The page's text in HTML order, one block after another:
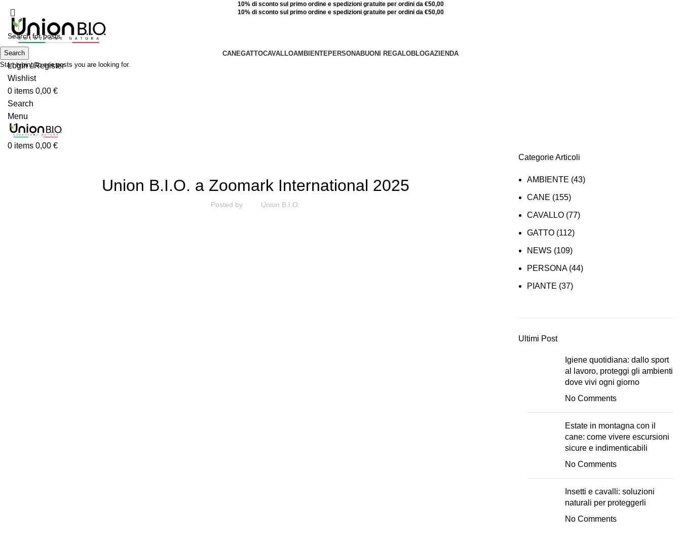
10% di sconto sul primo ordine e spedizioni gratuite per ordini da €50,00
10% di sconto sul primo ordine e spedizioni gratuite per ordini da €50,00
CANEGATTOCAVALLOAMBIENTEPERSONABUONI REGALOBLOGAZIENDA
Login / Register
Wishlist
0 items 0,00 €
Search
Menu
0 items 0,00 €
Union B.I.O. a Zoomark International 2025
Posted by Union B.I.O.
Categorie Articoli
AMBIENTE (43)
CANE (155)
CAVALLO (77)
GATTO (112)
NEWS (109)
PERSONA(44)
PIANTE (37)
Ultimi Post
Igiene quotidiana: dallo sport
al lavoro, proteggi gli ambienti
dove vivi ogni giorno
No Comments
Estate in montagna con il
cane: come vivere escursioni
sicure e indimenticabili
No Comments
Insetti e cavalli: soluzioni
naturali per proteggerli
No Comments
Search
Start typing to see posts you are looking for.